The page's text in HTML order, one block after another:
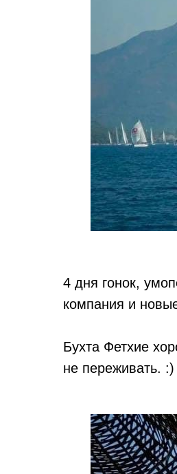
4 дня гонок,
компания и
Бухта Фетхие
не переживать. :)